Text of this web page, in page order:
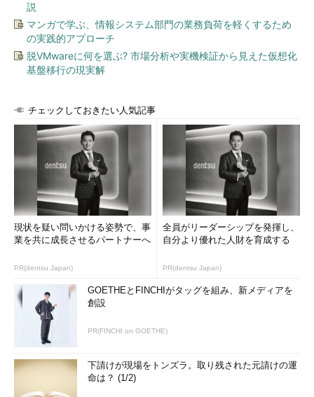
説
マンガで学ぶ、情報システム部門の業務負荷を軽くするため
の実践的アプローチ
脱VMwareに何を選ぶ? 市場分析や実機検証から見えた仮想化
基盤移行の現実解
チェックしておきたい人気記事
現状を疑い問いかける姿勢で、事
業を共に成長させるパートナーへ
PR(dentsu Japan)
全員がリーダーシップを発揮し、
自分より優れた人財を育成する
PR(dentsu Japan)
GOETHEとFINCHIがタッグを組み、新メディアを
創設
PR(FINCHI on GOETHE)
下請けが現場をトンズラ。取り残された元請けの運
命は？ (1/2)